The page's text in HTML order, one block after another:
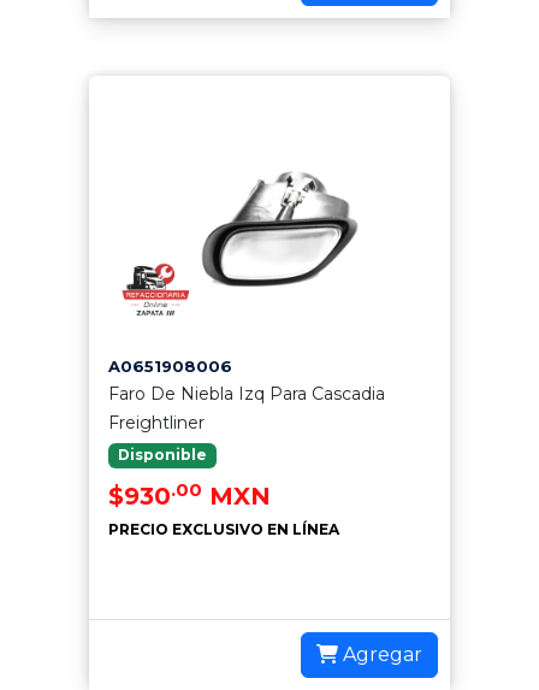
A0651908006
Faro De Niebla Izq Para Cascadia
Freightliner
Disponible
$930.00 MXN
PRECIO EXCLUSIVO EN LÍNEA
Agregar